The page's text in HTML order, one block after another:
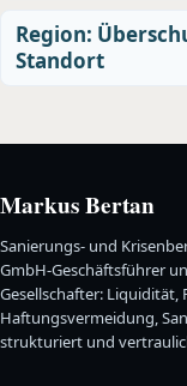
Region:
Standort
Markus Bertan
Sanierungs- und
GmbH-Geschäftsführer
Gesellschafter: Liquidität,
Haftungsvermeidung,
strukturiert und